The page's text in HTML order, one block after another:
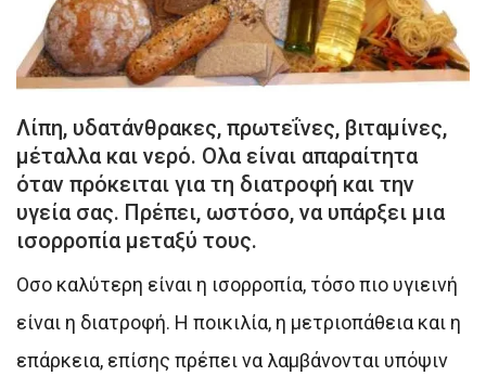
Λίπη, υδατάνθρακες, πρωτεΐνες, βιταμίνες,
μέταλλα και νερό. Ολα είναι απαραίτητα
όταν πρόκειται για τη διατροφή και την
υγεία σας. Πρέπει, ωστόσο, να υπάρξει μια
ισορροπία μεταξύ τους.
Οσο καλύτερη είναι η ισορροπία, τόσο πιο υγιεινή
είναι η διατροφή. Η ποικιλία, η μετριοπάθεια και η
επάρκεια, επίσης πρέπει να λαμβάνονται υπόψιν